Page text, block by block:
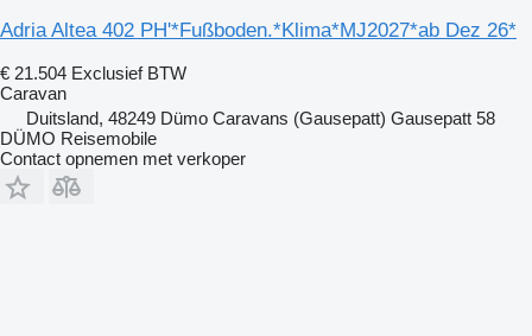
Adria Altea 402 PH'*Fußboden.*Klima*MJ2027*ab Dez 26*
€ 21.504 Exclusief BTW
Caravan
Duitsland, 48249 Dümo Caravans (Gausepatt) Gausepatt 58
DÜMO Reisemobile
Contact opnemen met verkoper